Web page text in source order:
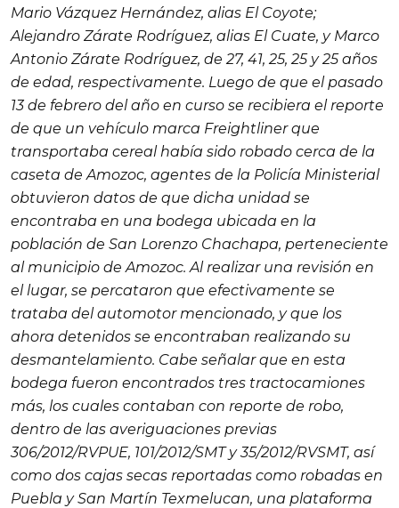
Mario Vázquez Hernández, alias El Coyote;
Alejandro Zárate Rodríguez, alias El Cuate, y Marco
Antonio Zárate Rodríguez, de 27, 41, 25, 25 y 25 años
de edad, respectivamente. Luego de que el pasado
13 de febrero del año en curso se recibiera el reporte
de que un vehículo marca Freightliner que
transportaba cereal había sido robado cerca de la
caseta de Amozoc, agentes de la Policía Ministerial
obtuvieron datos de que dicha unidad se
encontraba en una bodega ubicada en la
población de San Lorenzo Chachapa, perteneciente
al municipio de Amozoc. Al realizar una revisión en
el lugar, se percataron que efectivamente se
trataba del automotor mencionado, y que los
ahora detenidos se encontraban realizando su
desmantelamiento. Cabe señalar que en esta
bodega fueron encontrados tres tractocamiones
más, los cuales contaban con reporte de robo,
dentro de las averiguaciones previas
306/2012/RVPUE, 101/2012/SMT y 35/2012/RVSMT, así
como dos cajas secas reportadas como robadas en
Puebla y San Martín Texmelucan, una plataforma